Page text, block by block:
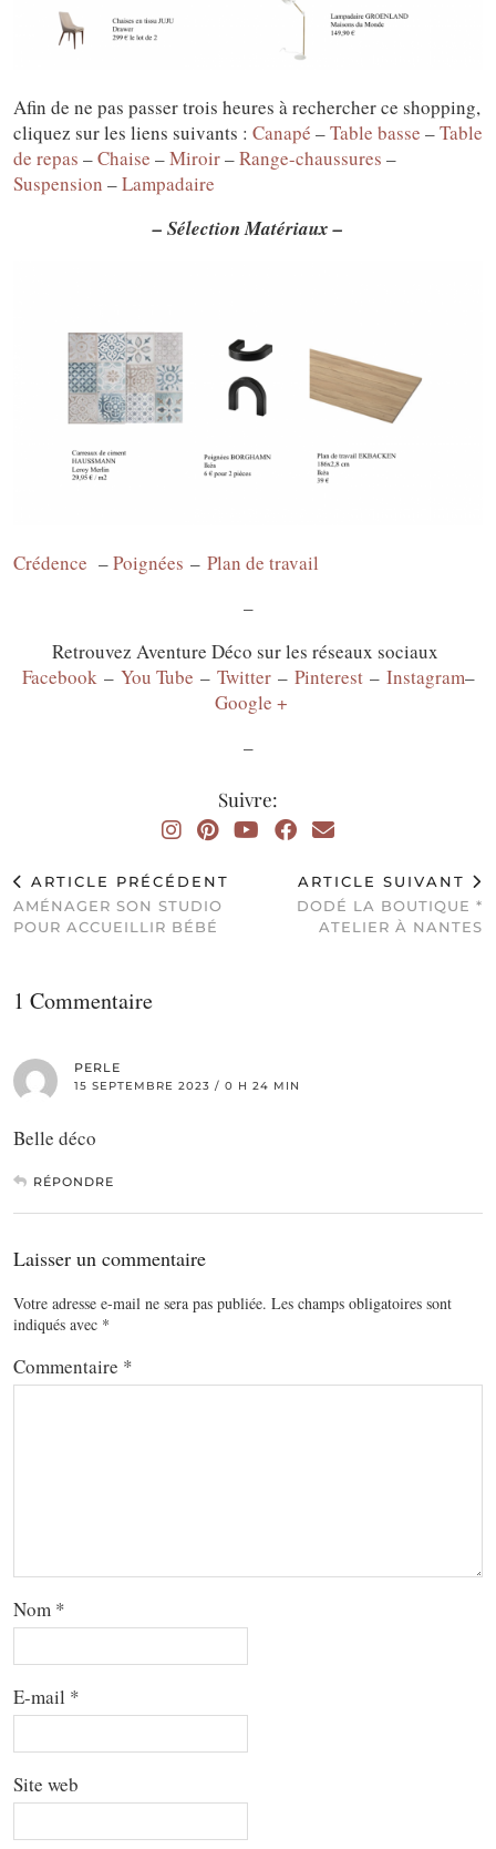
Afin de ne pas passer trois heures à rechercher ce shopping,
cliquez sur les liens suivants : Canapé –Table basse –Table
de repas –Chaise –Miroir–Range-chaussures –
Suspension –Lampadaire
– Sélection Matériaux –
Crédence –Poignées – Plan de travail
–
Retrouvez Aventure Déco sur les réseaux sociaux
Facebook – You Tube – Twitter – Pinterest – Instagram–
Google +
–
Suivre:
ARTICLE PRÉCÉDENT
AMÉNAGER SON STUDIO
POUR ACCUEILLIR BÉBÉ
ARTICLE SUIVANT
DODÉ LA BOUTIQUE *
ATELIER À NANTES
1 Commentaire
PERLE
15 SEPTEMBRE 2023 / 0 H 24 MIN
Belle déco
RÉPONDRE
Laisser un commentaire
Votre adresse e-mail ne sera pas publiée. Les champs obligatoires sont
indiqués avec *
Commentaire *
Nom *
E-mail *
Site web